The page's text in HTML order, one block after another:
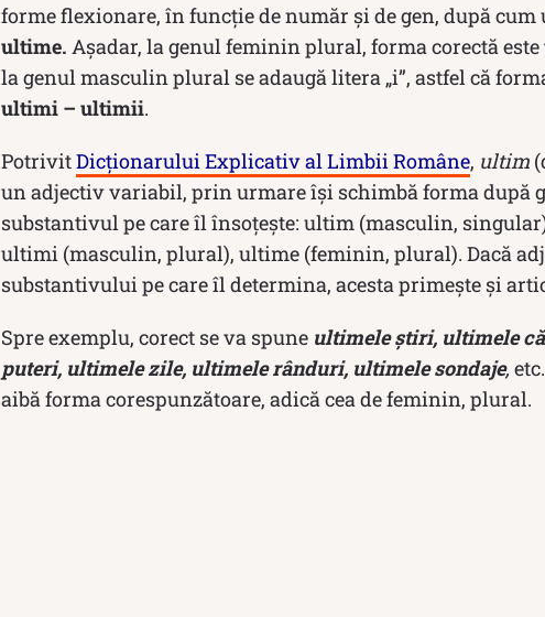
forme flexionare, în funcţie de număr şi de gen, după cum
ultime. Așadar, la genul feminin plural, forma corectă este
la genul masculin plural se adaugă litera „i”, astfel că
ultimi – ultimii.
PotrivitDicționarului Explicativ al Limbii Române, ultim
un adjectiv variabil, prin urmare îşi schimbă forma după
substantivul pe care îl însoţeşte: ultim (masculin,
ultimi (masculin, plural), ultime (feminin, plural). Dacă
substantivului pe care îl determina, acesta primeşte şi
Spre exemplu, corect se va spune ultimele știri, ultimele
puteri, ultimele zile, ultimele rânduri, ultimele sondaje,
aibă forma corespunzătoare, adică cea de feminin, plural.